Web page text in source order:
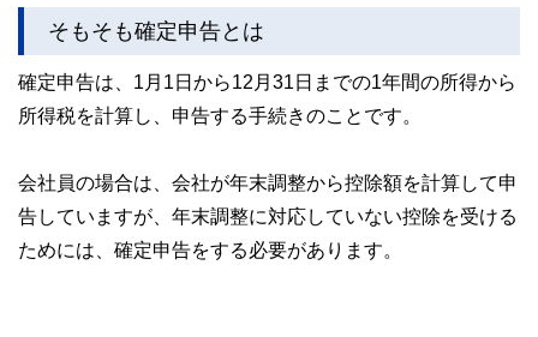
執筆者・監修者による執筆体制を築くことで、内容のわかり
な情報発信を実現しています。
私たちは、快適でより良い生活のアイデアを提供するお金の
そもそも確定申告とは
確定申告は、1月1日から12月31日までの1年間の所得から
所得税を計算し、申告する手続きのことです。
会社員の場合は、会社が年末調整から控除額を計算して申
告していますが、年末調整に対応していない控除を受ける
ためには、確定申告をする必要があります。